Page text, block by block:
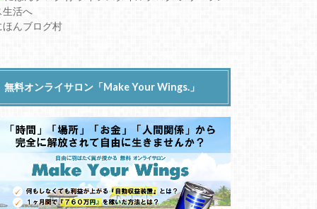
ほんブログ村
無料オンライサロン「Make Your Wings.」